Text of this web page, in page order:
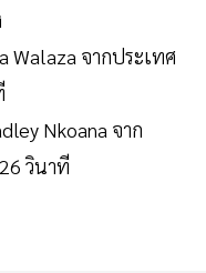
Walaza จากประเทศ
Nkoana จาก
วินาที